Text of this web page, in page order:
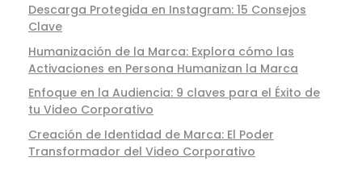
Descarga Protegida en Instagram: 15 Consejos
Clave
Humanización de la Marca: Explora cómo las
Activaciones en Persona Humanizan la Marca
Enfoque en la Audiencia: 9 claves para el Éxito de
tu Video Corporativo
Creación de Identidad de Marca: El Poder
Transformador del Video Corporativo